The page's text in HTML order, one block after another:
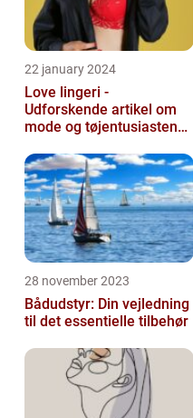
22 january 2024
Love lingeri -
Udforskende artikel om
mode og tøjentusiastens
28 november 2023
Bådudstyr: Din vejledning
til det essentielle tilbehør